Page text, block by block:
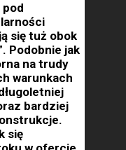
się tuż obok
Podobnie jak
na trudy
warunkach
bardziej
się